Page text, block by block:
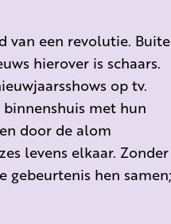
van een revolutie.
hierover is schaars.
op tv.
met hun
door de alom
levens elkaar. Zonder
gebeurtenis hen samen;